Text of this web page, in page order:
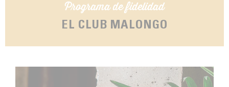
Programa de fidelidad
EL CLUB MALONGO